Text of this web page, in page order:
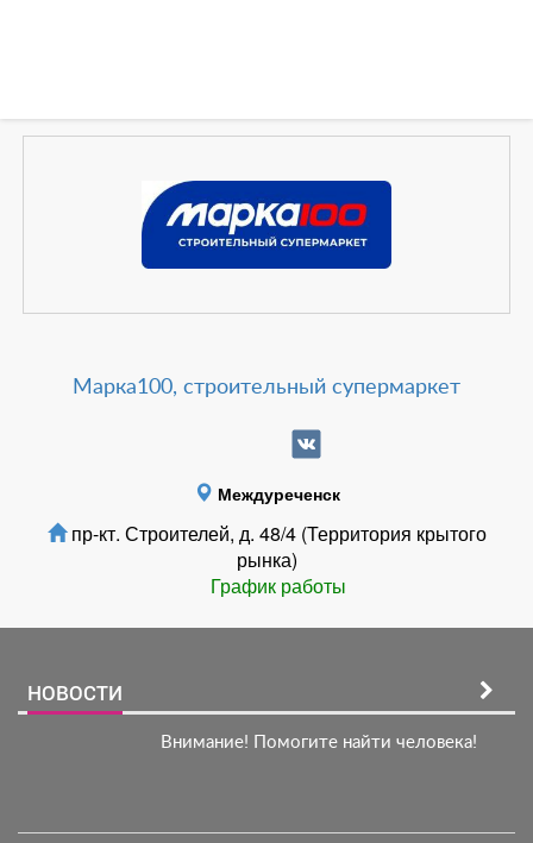
Марка100, строительный супермаркет
Междуреченск
пр-кт. Строителей, д. 48/4 (Территория крытого
рынка)
График работы
НОВОСТИ
Внимание! Помогите найти человека!